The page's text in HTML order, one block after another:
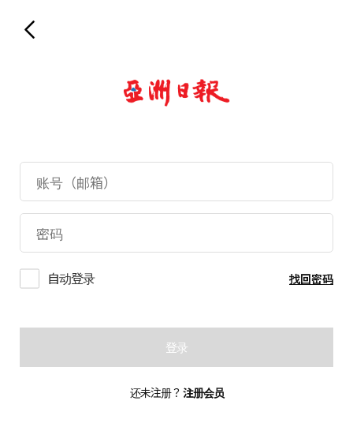
自动登录 找回密码
登录
还未注册？ 注册会员